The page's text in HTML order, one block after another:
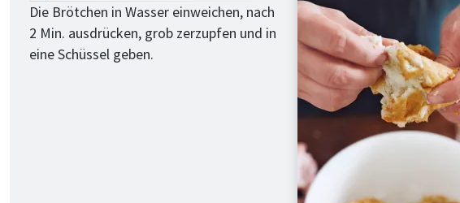
Die Brötchen in Wasser einweichen, nach
2 Min. ausdrücken, grob zerzupfen und in
eine Schüssel geben.